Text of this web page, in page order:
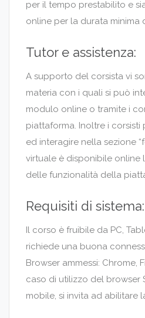
per il tempo prestabilito e
online per la durata minima
Tutor e assistenza:
A supporto del corsista vi
materia con i quali si può
modulo online o tramite i
piattaforma. Inoltre i
ed interagire nella sezione
virtuale è disponibile online
delle funzionalità della
Requisiti di sistema:
Il corso è fruibile da PC,
richiede una buona
Browser ammessi: Chrome,
caso di utilizzo del browser
mobile, si invita ad abilitare